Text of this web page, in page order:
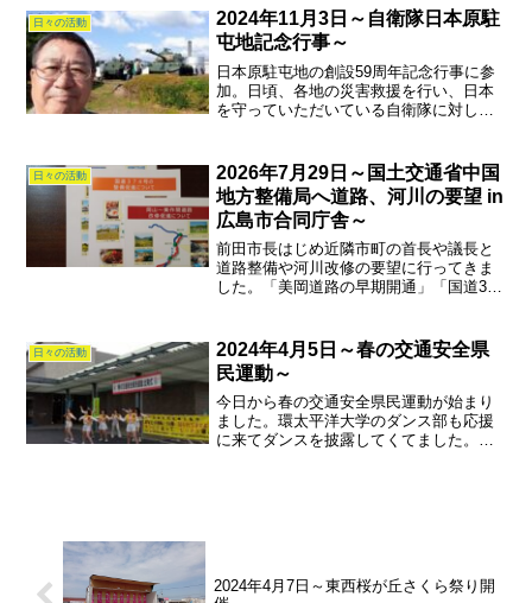
楽しかった。ホールインワンも記録し、
93にてラウンド出来まし...
日々の活動
2024年11月3日～自衛隊日本原駐
屯地記念行事～
日本原駐屯地の創設59周年記念行事に参
加。日頃、各地の災害救援を行い、日本
を守っていただいている自衛隊に対し、
隊が鳥取県に移動になったのが残念でし
た。
日々の活動
2026年7月29日～国土交通省中国
地方整備局へ道路、河川の要望 in
広島市合同庁舎～
前田市長はじめ近隣市町の首長や議長と
道路整備や河川改修の要望に行ってきま
した。「美岡道路の早期開通」「国道374
動しました。国会議員や県会議員の先生
もご協力を！
日々の活動
2024年4月5日～春の交通安全県
民運動～
今日から春の交通安全県民運動が始まり
ました。環太平洋大学のダンス部も応援
に来てダンスを披露してくてました。皆
2024年4月7日～東西桜が丘さくら祭り開